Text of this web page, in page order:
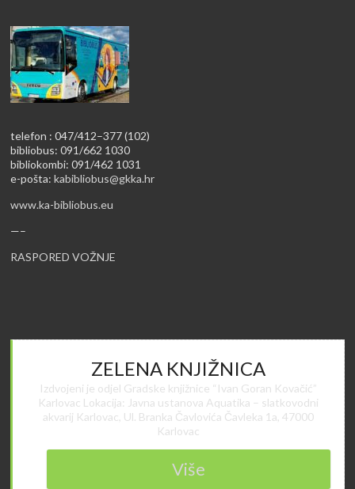
telefon : 047/412–377 (102)
bibliobus: 091/662 1030
bibliokombi: 091/462 1031
e-pošta:kabibliobus@gkka.hr
www.ka-bibliobus.eu
—–
RASPORED VOŽNJE
ZELENA KNJIŽNICA
Izdvojeni je odjel Gradske knjižnice “Ivan Goran Kovačić”
Karlovac Lokacija: Javna ustanova Aquatika – slatkovodni
akvarij Karlovac, Ul. Branka Čavlovića Čavleka 1a, 47000
Karlovac
Više